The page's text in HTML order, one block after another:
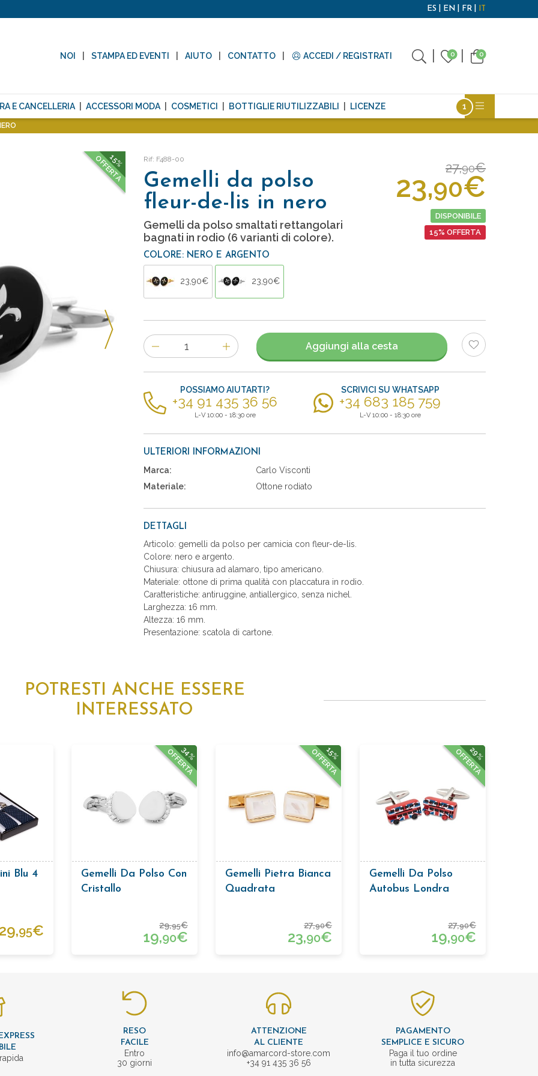
ES EN FR IT
NOI STAMPA ED EVENTI AIUTO CONTATTO ACCEDI / REGISTRATI 0 0
E CANCELLERIA ACCESSORI MODA COSMETICI BOTTIGLIE RIUTILIZZABILI LICENZE
15%
OFFERTA Rif: F488-00
Gemelli da polso
fleur-de-lis in nero
Gemelli da polso smaltati rettangolari
bagnati in rodio (6 varianti di colore).
27,90€
23,90€
DISPONIBILE
15% OFFERTA
COLORE: NERO E ARGENTO
23,90€ 23,90€
Numero
di
articoli
Aggiungi alla cesta
POSSIAMO AIUTARTI?
+34 91 435 36 56
L-V 10:00 - 18:30 ore
SCRIVICI SU WHATSAPP
+34 683 185 759
L-V 10:00 - 18:30 ore
ULTERIORI INFORMAZIONI
Marca:
Carlo Visconti
Materiale:
Ottone rodiato
DETTAGLI
Articolo: gemelli da polso per camicia con fleur-de-lis.
Colore: nero e argento.
Chiusura: chiusura ad alamaro, tipo americano.
Materiale: ottone di prima qualità con placcatura in rodio.
Caratteristiche: antiruggine, antiallergico, senza nichel.
Larghezza: 16 mm.
Altezza: 16 mm.
Presentazione: scatola di cartone.
POTRESTI ANCHE ESSERE
INTERESSATO
Blu 4
29,95€
34%
OFFERTA
Gemelli Da Polso Con
Cristallo
29,95€
19,90€
15%
OFFERTA
Gemelli Pietra Bianca
Quadrata
27,90€
23,90€
29%
OFFERTA
Gemelli Da Polso
Autobus Londra
27,90€
19,90€
RESO
FACILE
Entro
30 giorni
ATTENZIONE
AL CLIENTE
info@amarcord-store.com
+34 91 435 36 56
PAGAMENTO
SEMPLICE E SICURO
Paga il tuo ordine
in tutta sicurezza